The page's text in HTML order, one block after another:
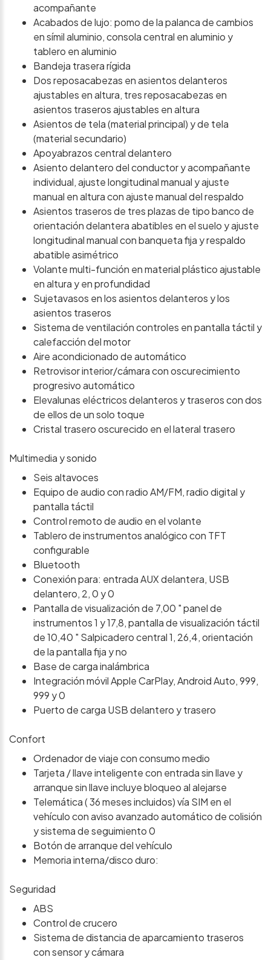
acompañante
Acabados de lujo: pomo de la palanca de cambios
en símil aluminio, consola central en aluminio y
tablero en aluminio
Bandeja trasera rígida
Dos reposacabezas en asientos delanteros
ajustables en altura, tres reposacabezas en
asientos traseros ajustables en altura
Asientos de tela (material principal) y de tela
(material secundario)
Apoyabrazos central delantero
Asiento delantero del conductor y acompañante
individual, ajuste longitudinal manual y ajuste
manual en altura con ajuste manual del respaldo
Asientos traseros de tres plazas de tipo banco de
orientación delantera abatibles en el suelo y ajuste
longitudinal manual con banqueta fija y respaldo
abatible asimétrico
Volante multi-función en material plástico ajustable
en altura y en profundidad
Sujetavasos en los asientos delanteros y los
asientos traseros
Sistema de ventilación controles en pantalla táctil y
calefacción del motor
Aire acondicionado de automático
Retrovisor interior/cámara con oscurecimiento
progresivo automático
Elevalunas eléctricos delanteros y traseros con dos
de ellos de un solo toque
Cristal trasero oscurecido en el lateral trasero
Multimedia y sonido
Seis altavoces
Equipo de audio con radio AM/FM, radio digital y
pantalla táctil
Control remoto de audio en el volante
Tablero de instrumentos analógico con TFT
configurable
Bluetooth
Conexión para: entrada AUX delantera, USB
delantero, 2, 0 y 0
Pantalla de visualización de 7,00 " panel de
instrumentos 1 y 17,8, pantalla de visualización táctil
de 10,40 " Salpicadero central 1, 26,4, orientación
de la pantalla fija y no
Base de carga inalámbrica
Integración móvil Apple CarPlay, Android Auto, 999,
999 y 0
Puerto de carga USB delantero y trasero
Confort
Ordenador de viaje con consumo medio
Tarjeta / llave inteligente con entrada sin llave y
arranque sin llave incluye bloqueo al alejarse
Telemática ( 36 meses incluidos) vía SIM en el
vehículo con aviso avanzado automático de colisión
y sistema de seguimiento 0
Botón de arranque del vehículo
Memoria interna/disco duro:
Seguridad
ABS
Control de crucero
Sistema de distancia de aparcamiento traseros
con sensor y cámara